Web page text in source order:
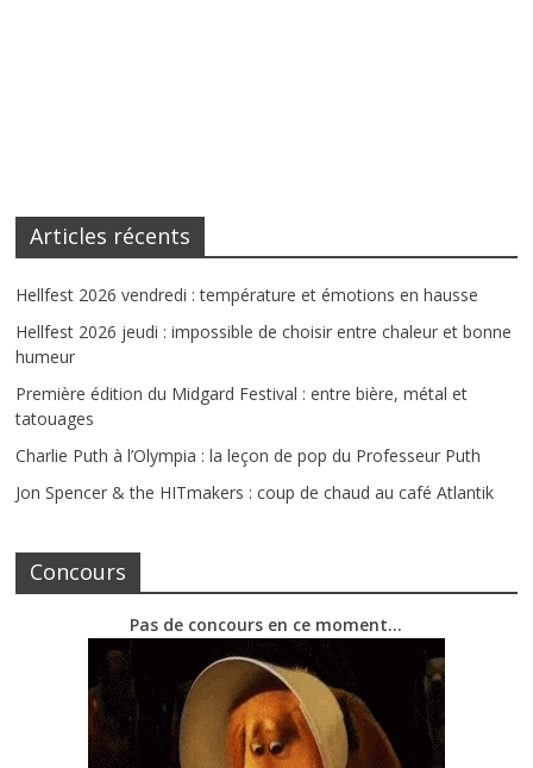
Articles récents
Hellfest 2026 vendredi : température et émotions en hausse
Hellfest 2026 jeudi : impossible de choisir entre chaleur et bonne
humeur
Première édition du Midgard Festival : entre bière, métal et
tatouages
Charlie Puth à l’Olympia : la leçon de pop du Professeur Puth
Jon Spencer & the HITmakers : coup de chaud au café Atlantik
Concours
Pas de concours en ce moment…